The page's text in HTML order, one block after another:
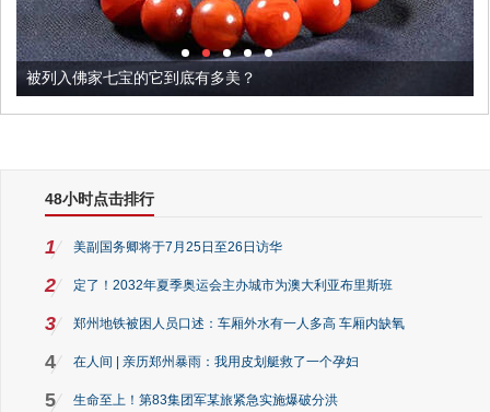
被列入佛家七宝的它到底有多美？
48小时点击排行
1 美副国务卿将于7月25日至26日访华
2 定了！2032年夏季奥运会主办城市为澳大利亚布里斯班
3 郑州地铁被困人员口述：车厢外水有一人多高 车厢内缺氧
4 在人间 | 亲历郑州暴雨：我用皮划艇救了一个孕妇
5 生命至上！第83集团军某旅紧急实施爆破分洪